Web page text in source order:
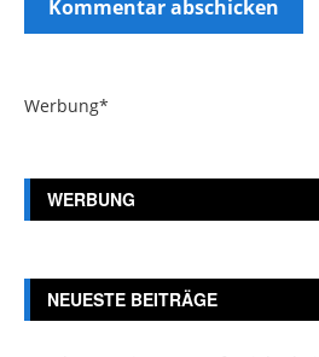
Werbung*
WERBUNG
NEUESTE BEITRÄGE